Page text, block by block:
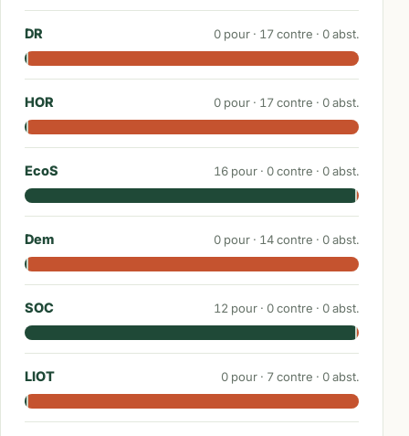
DR 0 pour · 17contre · 0abst.
HOR 0 pour · 17contre · 0abst.
EcoS 16 pour · 0contre · 0abst.
Dem 0 pour · 14contre · 0abst.
SOC 12 pour · 0contre · 0abst.
LIOT 0 pour · 7contre · 0abst.